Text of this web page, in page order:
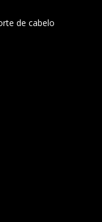
de cabelo